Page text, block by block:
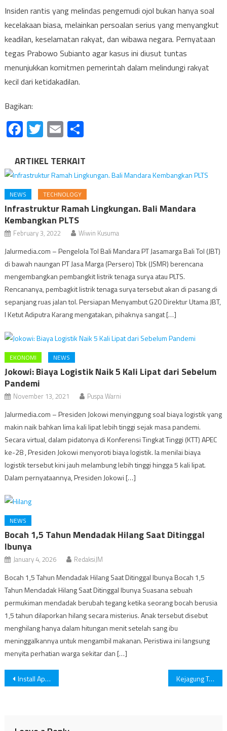
Insiden rantis yang melindas pengemudi ojol bukan hanya soal
kecelakaan biasa, melainkan persoalan serius yang menyangkut
keadilan, keselamatan rakyat, dan wibawa negara. Pernyataan
tegas Prabowo Subianto agar kasus ini diusut tuntas
menunjukkan komitmen pemerintah dalam melindungi rakyat
kecil dari ketidakadilan.
Bagikan:
Facebook
Twitter
EmailShare
ARTIKEL TERKAIT
NEWS TECHNOLOGY
Infrastruktur Ramah Lingkungan. Bali Mandara
Kembangkan PLTS
February 3, 2022 Wiwin Kusuma
Jalurmedia.com – Pengelola Tol Bali Mandara PT Jasamarga Bali Tol (JBT)
di bawah naungan PT Jasa Marga (Persero) Tbk (JSMR) berencana
mengembangkan pembangkit listrik tenaga surya atau PLTS.
Rencananya, pembagkit listrik tenaga surya tersebut akan di pasang di
sepanjang ruas jalan tol. Persiapan Menyambut G20 Direktur Utama JBT,
I Ketut Adiputra Karang mengatakan, pihaknya sangat […]
EKONOMI NEWS
Jokowi: Biaya Logistik Naik 5 Kali Lipat dari Sebelum
Pandemi
November 13, 2021 Puspa Warni
Jalurmedia.com – Presiden Jokowi menyinggung soal biaya logistik yang
makin naik bahkan lima kali lipat lebih tinggi sejak masa pandemi.
Secara virtual, dalam pidatonya di Konferensi Tingkat Tinggi (KTT) APEC
ke-28 , Presiden Jokowi menyoroti biaya logistik. Ia menilai biaya
logistik tersebut kini jauh melambung lebih tinggi hingga 5 kali lipat.
Dalam pernyataannya, Presiden Jokowi […]
NEWS
Bocah 1,5 Tahun Mendadak Hilang Saat Ditinggal
Ibunya
January 4, 2026 RedaksiJM
Bocah 1,5 Tahun Mendadak Hilang Saat Ditinggal Ibunya Bocah 1,5
Tahun Mendadak Hilang Saat Ditinggal Ibunya Suasana sebuah
permukiman mendadak berubah tegang ketika seorang bocah berusia
1,5 tahun dilaporkan hilang secara misterius. Anak tersebut disebut
menghilang hanya dalam hitungan menit setelah sang ibu
meninggalkannya untuk mengambil makanan. Peristiwa ini langsung
menyita perhatian warga sekitar dan […]
Post
Install Aplikasi di MacBook: Tips, Trik, dan Sumber Tepercaya Kejagung Tetapkan Nadiem Makarim Tersangka Kasus Korupsi